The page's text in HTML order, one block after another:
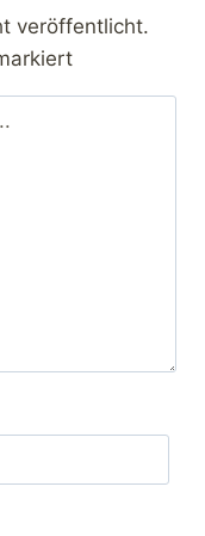
veröffentlicht.